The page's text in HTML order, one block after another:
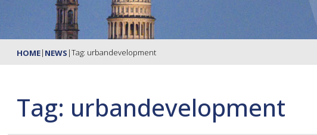
HOME| NEWS |Tag: urbandevelopment
Tag: urbandevelopment